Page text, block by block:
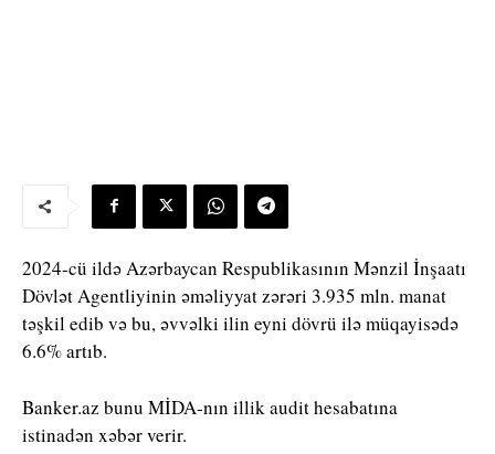
2024-cü ildə Azərbaycan Respublikasının Mənzil İnşaatı
Dövlət Agentliyinin əməliyyat zərəri 3.935 mln. manat
təşkil edib və bu, əvvəlki ilin eyni dövrü ilə müqayisədə
6.6% artıb.
Banker.az bunu MİDA-nın illik audit hesabatına
istinadən xəbər verir.